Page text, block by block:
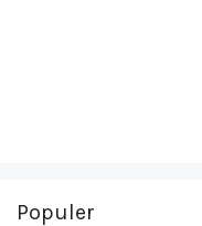
Populer